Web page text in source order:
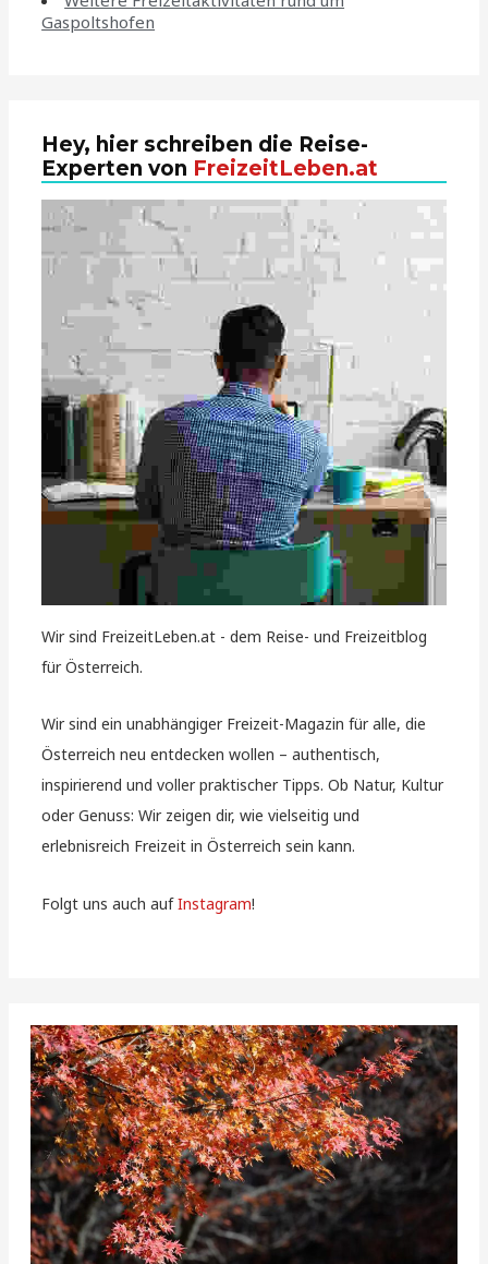
Gaspoltshofen
Hey, hier schreiben die Reise-
Experten von FreizeitLeben.at
Wir sind FreizeitLeben.at - dem Reise- und Freizeitblog
für Österreich.
Wir sind ein unabhängiger Freizeit-Magazin für alle, die
Österreich neu entdecken wollen – authentisch,
inspirierend und voller praktischer Tipps. Ob Natur, Kultur
oder Genuss: Wir zeigen dir, wie vielseitig und
erlebnisreich Freizeit in Österreich sein kann.
Folgt uns auch aufInstagram!